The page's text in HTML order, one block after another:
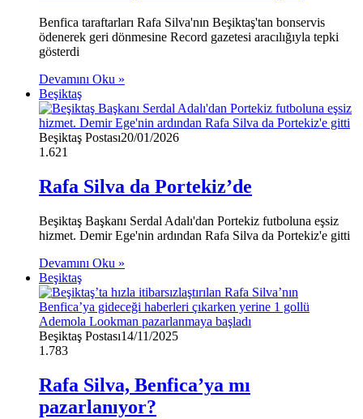
Benfica taraftarları Rafa Silva'nın Beşiktaş'tan bonservis
ödenerek geri dönmesine Record gazetesi aracılığıyla tepki
gösterdi
Devamını Oku »
Beşiktaş
Beşiktaş Postası20/01/2026
1.621
Rafa Silva da Portekiz’de
Beşiktaş Başkanı Serdal Adalı'dan Portekiz futboluna eşsiz
hizmet. Demir Ege'nin ardından Rafa Silva da Portekiz'e gitti
Devamını Oku »
Beşiktaş
Beşiktaş Postası14/11/2025
1.783
Rafa Silva, Benfica’ya mı
pazarlanıyor?